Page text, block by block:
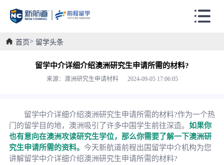
首页 留学头条
留学中介详细介绍澳洲研究生申请所需的材料?
来源：澳洲研究生申请材料 2024-09-05 17:06:05
留学中介详细介绍澳洲研究生申请所需的材料?作为一个热
门的留学目的地，澳洲吸引了许多中国学生前往深造。 如果你
也有意向在澳洲攻读研究生学位，那么你需要了解一下澳洲研
究生申请所需的资料。 今天新航道前程出国留学中介机构为您
讲解留学中介详细介绍澳洲研究生申请所需的材料?